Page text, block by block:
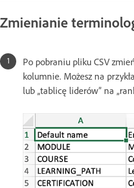
Zmienianie
Po pobraniu pliku CSV
kolumnie. Możesz na
lub „tablicę liderów” na